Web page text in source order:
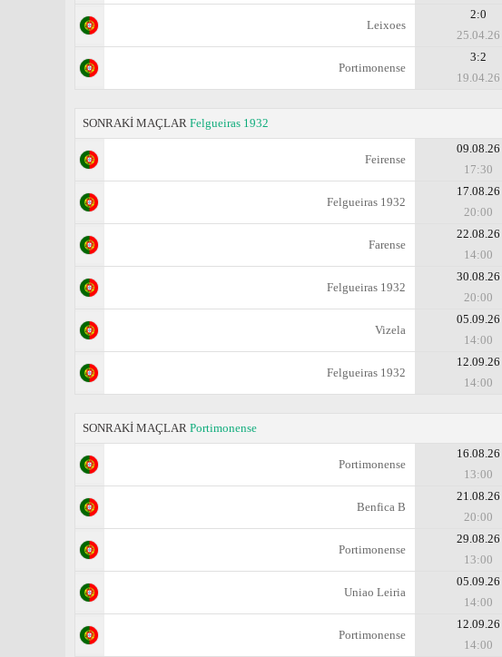
Leixoes
2:0
25.04.26
Portimonense
3:2
19.04.26
SONRAKİ MAÇLAR Felgueiras 1932
Feirense
09.08.26
17:30
Felgueiras 1932
17.08.26
20:00
Farense
22.08.26
14:00
Felgueiras 1932
30.08.26
20:00
Vizela
05.09.26
14:00
Felgueiras 1932
12.09.26
14:00
SONRAKİ MAÇLAR Portimonense
Portimonense
16.08.26
13:00
Benfica B
21.08.26
20:00
Portimonense
29.08.26
13:00
Uniao Leiria
05.09.26
14:00
Portimonense
12.09.26
14:00